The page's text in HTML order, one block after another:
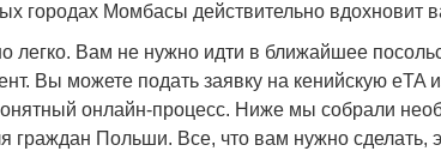
городах Момбасы действительно вдохновит
легко. Вам не нужно идти в ближайшее
Вы можете подать заявку на кенийскую eTA
онлайн-процесс. Ниже мы собрали
Польши. Все, что вам нужно сделать,